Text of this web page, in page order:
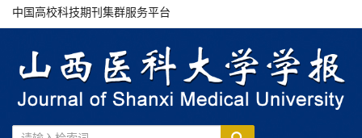
中国高校科技期刊集群服务平台